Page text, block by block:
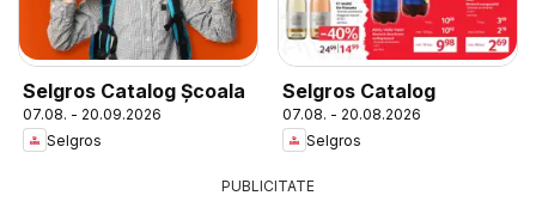
Selgros Catalog Şcoala
07.08. - 20.09.2026
Selgros
Selgros Catalog
07.08. - 20.08.2026
Selgros
PUBLICITATE